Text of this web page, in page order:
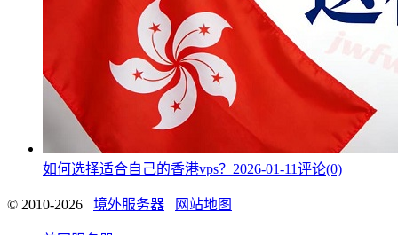
如何选择适合自己的香港vps？ 2026-01-11评论(0)
© 2010-2026 境外服务器 网站地图